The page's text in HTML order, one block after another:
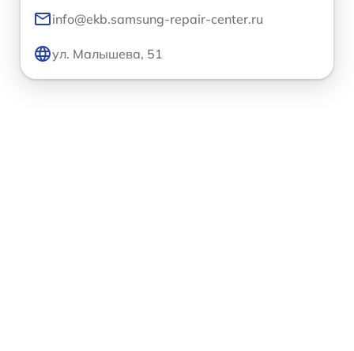
info@ekb.samsung-repair-center.ru
ул. Малышева, 51